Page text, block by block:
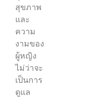
สุขภาพ
และ
ความ
งามของ
ผู้หญิง
ไม่ว่าจะ
เป็นการ
ดูแล